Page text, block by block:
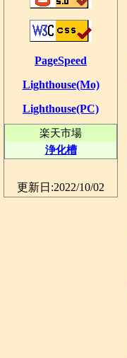
PageSpeed
Lighthouse(Mo)
Lighthouse(PC)
楽天市場
浄化槽
更新日:2022/10/02